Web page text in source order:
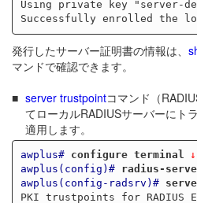
Using private key "server-
発行したサーバー証明書の情報は、
マンドで確認できます。
server trustpointコマンド（
てローカルRADIUSサーバーにト
適用します。
awplus#
configure terminal
awplus(config)#
radius-
awplus(config-radsrv)#
PKI trustpoints for RADIUS